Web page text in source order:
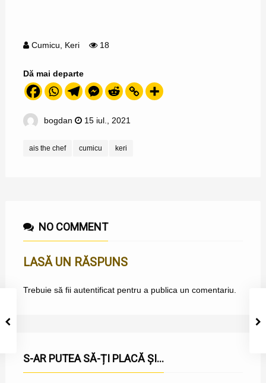
Cumicu Keri 18
Dă mai departe
bogdan 15 iul., 2021
ais the chef cumicu keri
NO COMMENT
LASĂ UN RĂSPUNS
Trebuie să fii autentificatpentru a publica un comentariu.
S-AR PUTEA SĂ-ȚI PLACĂ ȘI...